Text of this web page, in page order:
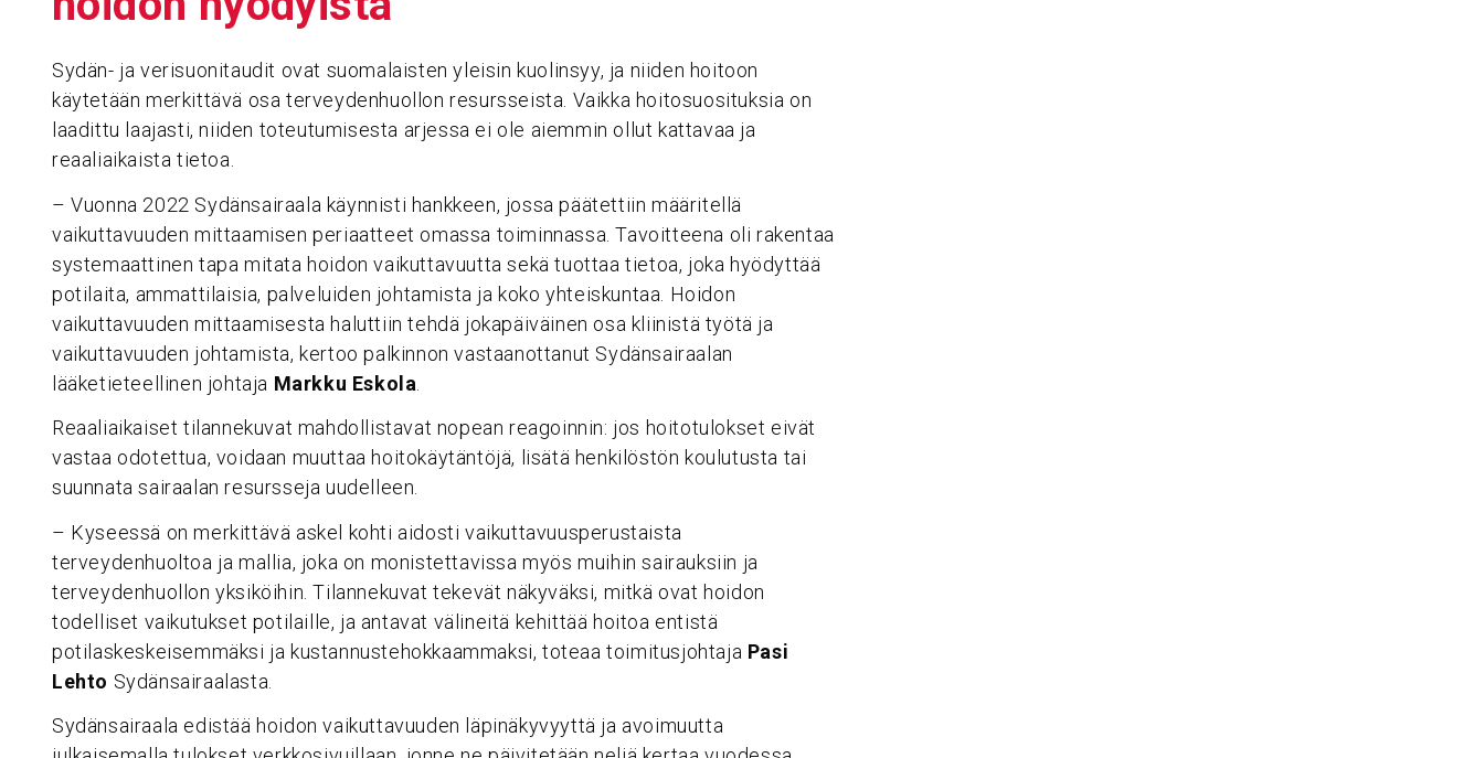
Sydän- ja verisuonitaudit ovat suomalaisten yleisin kuolinsyy, ja niiden hoitoon
käytetään merkittävä osa terveydenhuollon resursseista. Vaikka hoitosuosituksia on
laadittu laajasti, niiden toteutumisesta arjessa ei ole aiemmin ollut kattavaa ja
reaaliaikaista tietoa.
– Vuonna 2022 Sydänsairaala käynnisti hankkeen, jossa päätettiin määritellä
vaikuttavuuden mittaamisen periaatteet omassa toiminnassa. Tavoitteena oli rakentaa
systemaattinen tapa mitata hoidon vaikuttavuutta sekä tuottaa tietoa, joka hyödyttää
potilaita, ammattilaisia, palveluiden johtamista ja koko yhteiskuntaa. Hoidon
vaikuttavuuden mittaamisesta haluttiin tehdä jokapäiväinen osa kliinistä työtä ja
vaikuttavuuden johtamista, kertoo palkinnon vastaanottanut Sydänsairaalan
lääketieteellinen johtaja Markku Eskola
Reaaliaikaiset tilannekuvat mahdollistavat nopean reagoinnin: jos hoitotulokset eivät
vastaa odotettua, voidaan muuttaa hoitokäytäntöjä, lisätä henkilöstön koulutusta tai
suunnata sairaalan resursseja uudelleen.
– Kyseessä on merkittävä askel kohti aidosti vaikuttavuusperustaista
terveydenhuoltoa ja mallia, joka on monistettavissa myös muihin sairauksiin ja
terveydenhuollon yksiköihin. Tilannekuvat tekevät näkyväksi, mitkä ovat hoidon
todelliset vaikutukset potilaille, ja antavat välineitä kehittää hoitoa entistä
potilaskeskeisemmäksi ja kustannustehokkaammaksi, toteaa toimitusjohtaja Pasi
Lehto Sydänsairaalasta.
Sydänsairaala edistää hoidon vaikuttavuuden läpinäkyvyyttä ja avoimuutta